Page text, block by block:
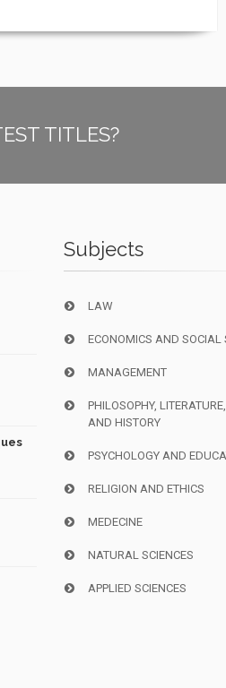
TITLES?
Subjects
LAW
ECONOMICS AND SOCIAL
MANAGEMENT
PHILOSOPHY,
AND HISTORY
PSYCHOLOGY AND
RELIGION AND ETHICS
MEDECINE
NATURAL SCIENCES
APPLIED SCIENCES